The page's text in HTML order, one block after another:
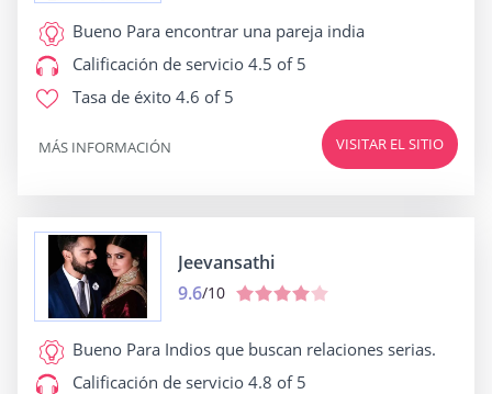
Bueno Para encontrar una pareja india
Calificación de servicio 4.5 of 5
Tasa de éxito 4.6 of 5
VISITAR EL SITIO
MÁS INFORMACIÓN
Jeevansathi
9.6/10
Bueno Para Indios que buscan relaciones serias.
Calificación de servicio 4.8 of 5